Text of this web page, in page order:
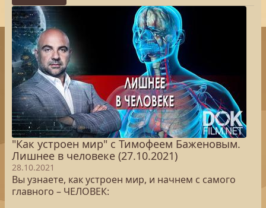
"Как устроен мир" с Тимофеем Баженовым.
Лишнее в человеке (27.10.2021)
28.10.2021
Вы узнаете, как устроен мир, и начнем с самого
главного – ЧЕЛОВЕК: